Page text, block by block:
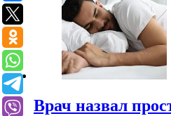
Врач назвал